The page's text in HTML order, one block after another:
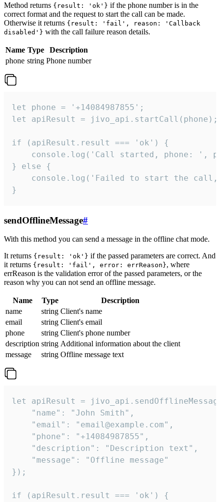
Method returns {result: 'ok'} if the phone number is in the
correct format and the request to start the call can be made.
Otherwise it returns {result: 'fail', reason: 'Callback
disabled'} with the call failure reason details.
Name Type
Description
phone string Phone number
let phone = '+14084987855';
let apiResult = jivo_api.startCall(phone);
if (apiResult.result === 'ok') {
console.log('Call started, phone: ',
} else {
console.log('Failed to start the
}
sendOfflineMessage#
With this method you can send a message in the offline chat mode.
It returns {result: 'ok'} if the passed parameters are correct. And
it returns {result: 'fail', error: errReason}, where
errReason is the validation error of the passed parameters, or the
reason why you can not send an offline message.
Name Type
Description
name
string Client's name
email
string Client's email
phone
string Client's phone number
description string Additional information about the client
message
string Offline message text
let apiResult =
    "name": "John Smith",
    "email": "email@example.com",
    "phone": "+14084987855",
    "description": "Description text",
    "message": "Offline message"
});
if (apiResult.result === 'ok') {